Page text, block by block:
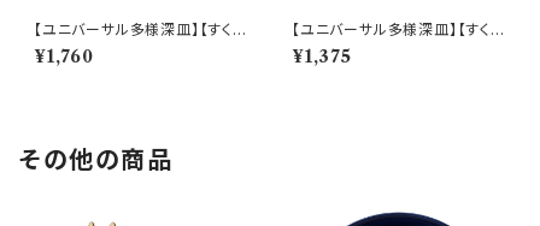
【ユニバーサル多様深皿】【すくい
やすいうつわ】21cm ディーププ
レート（ホワイト）【NB10】
¥1,760
【ユニバーサル多様深皿】【すくい
やすいうつわ】19cm ディーププ
レート（ホワイト）【NB10】
¥1,375
その他の商品